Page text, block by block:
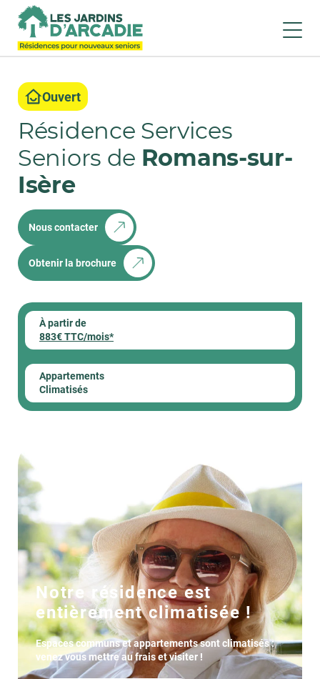
Ouvert
Résidence Services
Seniors de Romans-sur-
Isère
Obtenir la brochure
Nous contacter
À partir de
883€ TTC/mois*
Appartements
Climatisés
Notre résidence est
entièrement climatisée !
Espaces communs et appartements sont climatisés :
venez vous mettre au frais et visiter !